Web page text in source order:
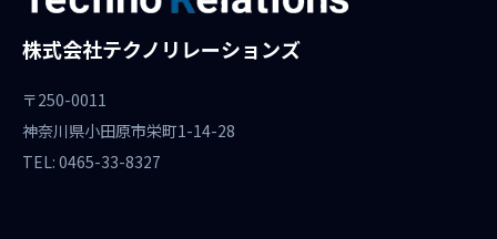
株式会社テクノリレーションズ
〒250-0011
神奈川県小田原市栄町1-14-28
TEL: 0465-33-8327